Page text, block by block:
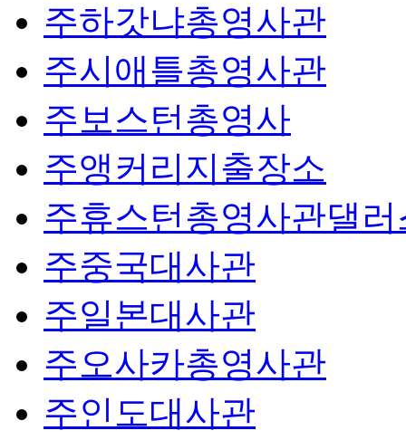
주하갓냐총영사관
주시애틀총영사관
주보스턴총영사
주앵커리지출장소
주휴스턴총영사관댈
주중국대사관
주일본대사관
주오사카총영사관
주인도대사관